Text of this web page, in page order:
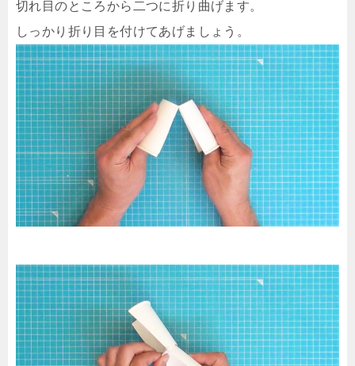
切れ目のところから二つに折り曲げます。
しっかり折り目を付けてあげましょう。